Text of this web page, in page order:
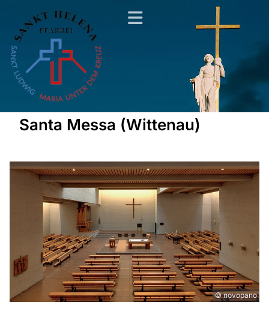
Santa Messa (Wittenau)
© novopano